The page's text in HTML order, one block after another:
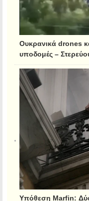
Ουκρανικά drones
υποδομές –
Υπόθεση Marfin: